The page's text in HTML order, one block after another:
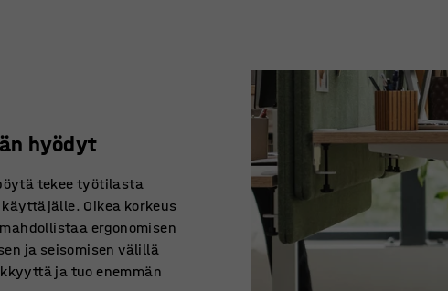
hyödyt
tekee työtilasta
Oikea korkeus
ergonomisen
ja seisomisen välillä
ja tuo enemmän